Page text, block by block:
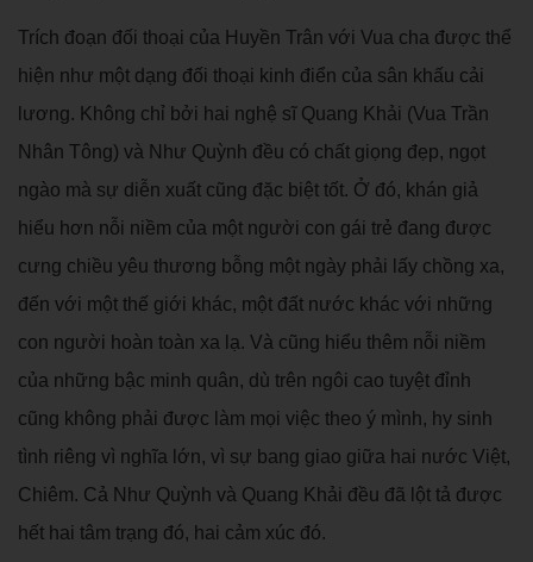
Trích đoạn đối thoại của Huyền Trân với Vua cha được thể
hiện như một dạng đối thoại kinh điển của sân khấu cải
lương. Không chỉ bởi hai nghệ sĩ Quang Khải (Vua Trần
Nhân Tông) và Như Quỳnh đều có chất giọng đẹp, ngọt
ngào mà sự diễn xuất cũng đặc biệt tốt. Ở đó, khán giả
hiểu hơn nỗi niềm của một người con gái trẻ đang được
cưng chiều yêu thương bỗng một ngày phải lấy chồng xa,
đến với một thế giới khác, một đất nước khác với những
con người hoàn toàn xa lạ. Và cũng hiểu thêm nỗi niềm
của những bậc minh quân, dù trên ngôi cao tuyệt đỉnh
cũng không phải được làm mọi việc theo ý mình, hy sinh
tình riêng vì nghĩa lớn, vì sự bang giao giữa hai nước Việt,
Chiêm. Cả Như Quỳnh và Quang Khải đều đã lột tả được
hết hai tâm trạng đó, hai cảm xúc đó.